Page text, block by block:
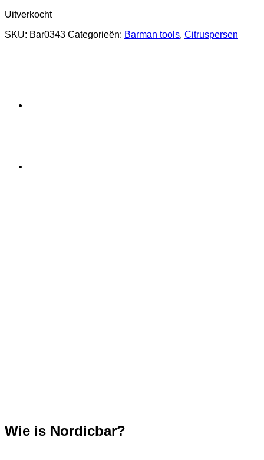
Uitverkocht
SKU: Bar0343 Categorieën: Barman tools, Citruspersen
Wie is Nordicbar?